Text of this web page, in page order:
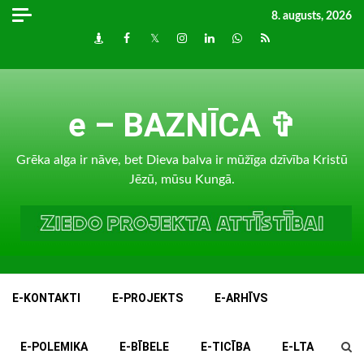
Skip
8. augusts, 2026
DraugiemFacebook
TwitterInstagram
LinkedInwhatsapp
RSS
e – BAZNĪCA ✞
Grēka alga ir nāve, bet Dieva balva ir mūžīga dzīvība Kristū
Jēzū, mūsu Kungā.
E-KONTAKTI E-PROJEKTS E-ARHĪVS
E-POLEMIKA E-BĪBELE E-TICĪBA E-LTA